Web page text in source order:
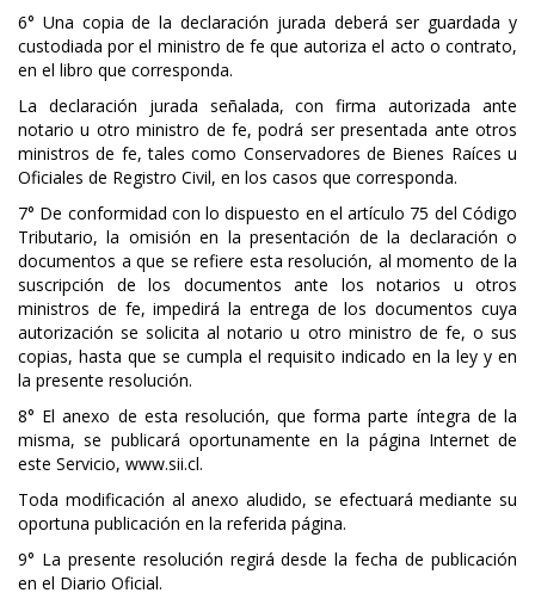
6° Una copia de la declaración jurada deberá ser guardada y
custodiada por el ministro de fe que autoriza el acto o contrato,
en el libro que corresponda.
La declaración jurada señalada, con firma autorizada ante
notario u otro ministro de fe, podrá ser presentada ante otros
ministros de fe, tales como Conservadores de Bienes Raíces u
Oficiales de Registro Civil, en los casos que corresponda.
7° De conformidad con lo dispuesto en el artículo 75 del Código
Tributario, la omisión en la presentación de la declaración o
documentos a que se refiere esta resolución, al momento de la
suscripción de los documentos ante los notarios u otros
ministros de fe, impedirá la entrega de los documentos cuya
autorización se solicita al notario u otro ministro de fe, o sus
copias, hasta que se cumpla el requisito indicado en la ley y en
la presente resolución.
8° El anexo de esta resolución, que forma parte íntegra de la
misma, se publicará oportunamente en la página Internet de
este Servicio, www.sii.cl.
Toda modificación al anexo aludido, se efectuará mediante su
oportuna publicación en la referida página.
9° La presente resolución regirá desde la fecha de publicación
en el Diario Oficial.